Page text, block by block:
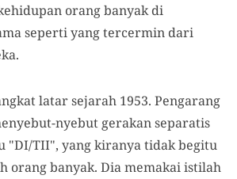
orang banyak di
seperti yang tercermin dari
latar sejarah 1953. Pengarang
nyebut gerakan separatis
"DI/TII", yang kiranya tidak begitu
orang banyak. Dia memakai istilah